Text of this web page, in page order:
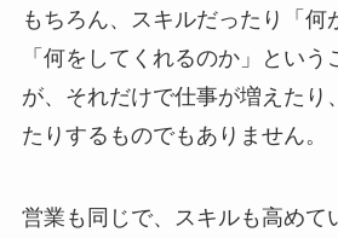
もちろん、スキルだったり「何
「何をしてくれるのか」という
が、それだけで仕事が増えたり
たりするものでもありません。
営業も同じで、スキルも高めて